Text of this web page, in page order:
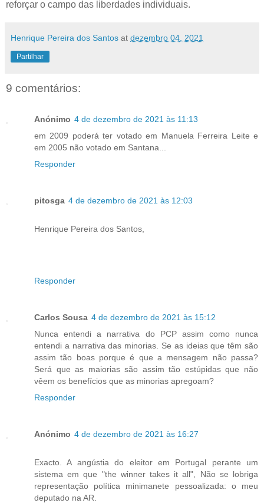
reforçar o campo das liberdades individuais.
Henrique Pereira dos Santos at dezembro 04, 2021
Partilhar
9 comentários:
Anónimo 4 de dezembro de 2021 às 11:13
em 2009 poderá ter votado em Manuela Ferreira Leite e
em 2005 não votado em Santana...
Responder
pitosga 4 de dezembro de 2021 às 12:03
Henrique Pereira dos Santos,
Responder
Carlos Sousa 4 de dezembro de 2021 às 15:12
Nunca entendi a narrativa do PCP assim como nunca
entendi a narrativa das minorias. Se as ideias que têm são
assim tão boas porque é que a mensagem não passa?
Será que as maiorias são assim tão estúpidas que não
vêem os benefícios que as minorias apregoam?
Responder
Anónimo 4 de dezembro de 2021 às 16:27
Exacto. A angústia do eleitor em Portugal perante um
sistema em que "the winner takes it all", Não se lobriga
representação política minimanete pessoalizada: o meu
deputado na AR.